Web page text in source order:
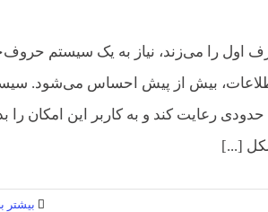
اول را می‌زند، نیاز به یک سیستم
بیش از پیش احساس می‌شود.
رعایت کند و به کاربر این امکان را
[...]
بیشتر